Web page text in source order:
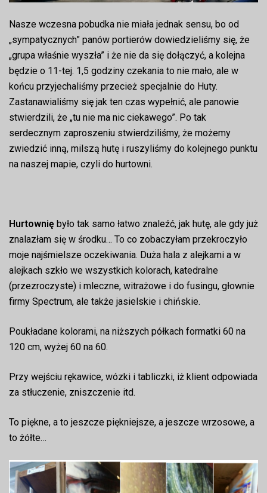
Nasze wczesna pobudka nie miała jednak sensu, bo od
„sympatycznych” panów portierów dowiedzieliśmy się, że
„grupa właśnie wyszła” i że nie da się dołączyć, a kolejna
będzie o 11-tej. 1,5 godziny czekania to nie mało, ale w
końcu przyjechaliśmy przecież specjalnie do Huty.
Zastanawialiśmy się jak ten czas wypełnić, ale panowie
stwierdzili, że „tu nie ma nic ciekawego”. Po tak
serdecznym zaproszeniu stwierdziliśmy, że możemy
zwiedzić inną, milszą hutę i ruszyliśmy do kolejnego punktu
na naszej mapie, czyli do hurtowni.
Hurtownię było tak samo łatwo znaleźć, jak hutę, ale gdy już
znalazłam się w środku… To co zobaczyłam przekroczyło
moje najśmielsze oczekiwania. Duża hala z alejkami a w
alejkach szkło we wszystkich kolorach, katedralne
(przezroczyste) i mleczne, witrażowe i do fusingu, głownie
firmy Spectrum, ale także jasielskie i chińskie.
Poukładane kolorami, na niższych półkach formatki 60 na
120 cm, wyżej 60 na 60.
Przy wejściu rękawice, wózki i tabliczki, iż klient odpowiada
za stłuczenie, zniszczenie itd.
To piękne, a to jeszcze piękniejsze, a jeszcze wrzosowe, a
to żółte…